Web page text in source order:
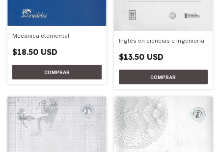
Mecánica elemental
$18.50 USD
Inglés en ciencias e ingeniería
$13.50 USD